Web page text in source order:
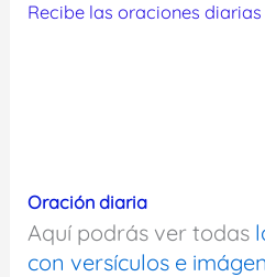
Recibe las oraciones diarias
Oración diaria
Aquí podrás ver todas
con versículos e